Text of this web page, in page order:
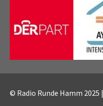
© Radio Runde Hamm 2025 |